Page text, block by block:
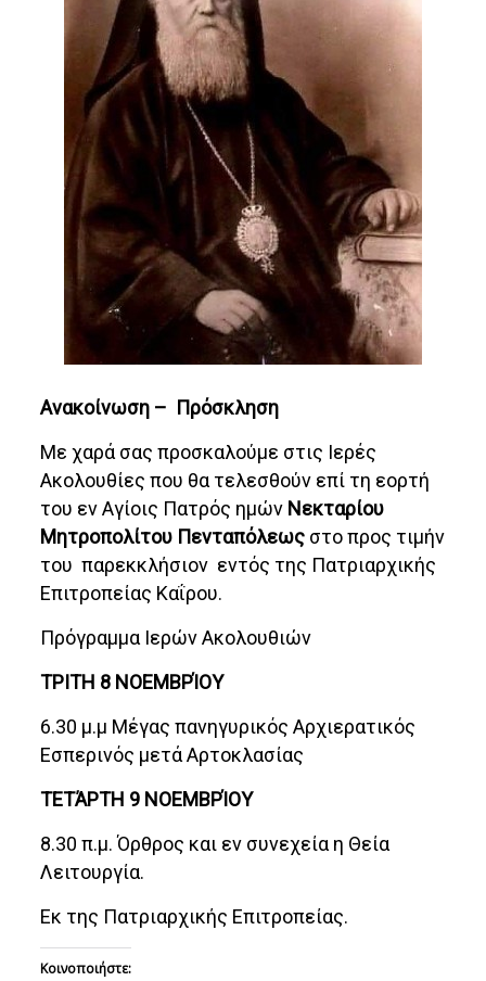
Ανακοίνωση – Πρόσκληση
Με χαρά σας προσκαλούμε στις Ιερές
Ακολουθίες που θα τελεσθούν επί τη εορτή
του εν Αγίοις Πατρός ημών Νεκταρίου
Μητροπολίτου Πενταπόλεως στο προς τιμήν
του παρεκκλήσιον εντός της Πατριαρχικής
Επιτροπείας Καΐρου.
Πρόγραμμα Ιερών Ακολουθιών
ΤΡΙΤΗ 8 ΝΟΕΜΒΡΊΟΥ
6.30 μ.μ Μέγας πανηγυρικός Αρχιερατικός
Εσπερινός μετά Αρτοκλασίας
ΤΕΤΆΡΤΗ 9 ΝΟΕΜΒΡΊΟΥ
8.30 π.μ. Όρθρος και εν συνεχεία η Θεία
Λειτουργία.
Εκ της Πατριαρχικής Επιτροπείας.
Κοινοποιήστε: